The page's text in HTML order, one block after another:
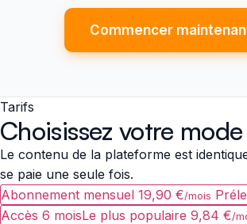
Commencer
Tarifs
Choisissez votre
Le contenu de la plateforme est
se paie une seule fois.
Abonnement mensuel 19,90 €/mois
Accès 6 moisLe plus populaire 9,84 €/